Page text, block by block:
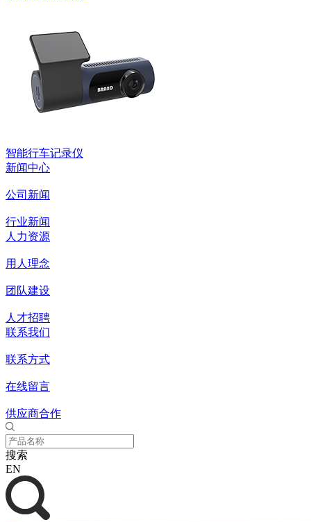
智能行车记录仪
新闻中心
公司新闻
行业新闻
人力资源
用人理念
团队建设
人才招聘
联系我们
联系方式
在线留言
供应商合作
搜索
EN